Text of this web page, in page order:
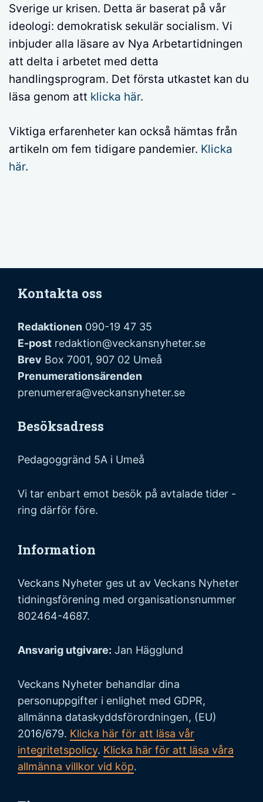
Sverige ur krisen. Detta är baserat på vår
ideologi: demokratisk sekulär socialism. Vi
inbjuder alla läsare av Nya Arbetartidningen
att delta i arbetet med detta
handlingsprogram. Det första utkastet kan du
läsa genom att klicka här.
Viktiga erfarenheter kan också hämtas från
artikeln om fem tidigare pandemier. Klicka
här.
Kontakta oss
Redaktionen 090-19 47 35
E-post redaktion@veckansnyheter.se
Brev Box 7001, 907 02 Umeå
Prenumerationsärenden
prenumerera@veckansnyheter.se
Besöksadress
Pedagoggränd 5A i Umeå
Vi tar enbart emot besök på avtalade tider -
ring därför före.
Information
Veckans Nyheter ges ut av Veckans Nyheter
tidningsförening med organisationsnummer
802464-4687.
Ansvarig utgivare: Jan Hägglund
Veckans Nyheter behandlar dina
personuppgifter i enlighet med GDPR,
allmänna dataskyddsförordningen, (EU)
2016/679. Klicka här för att läsa vår
integritetspolicy. Klicka här för att läsa våra
allmänna villkor vid köp.